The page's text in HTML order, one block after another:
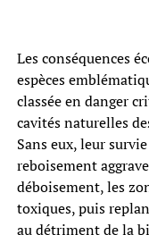
Les conséquences
espèces
classée en danger
cavités naturelles
Sans eux, leur
reboisement
déboisement, les
toxiques, puis
au détriment de la